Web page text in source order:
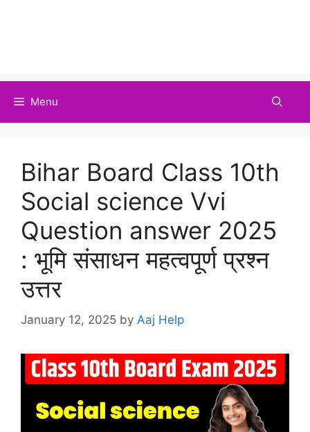
Menu
Bihar Board Class 10th
Social science Vvi
Question answer 2025
: भूमि संसाधन महत्वपूर्ण प्रश्न
उत्तर
January 12, 2025 by Aaj Help